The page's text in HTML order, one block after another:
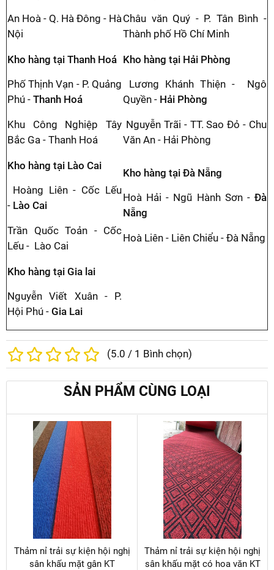
An Hoà - Q. Hà Đông - Hà
Nội
Châu văn Quý - P. Tân Bình -
Thành phố Hồ Chí Minh
Kho hàng tại Thanh Hoá
Phố Thịnh Vạn - P. Quảng
Phú - Thanh Hoá
Khu Công Nghiệp Tây
Bắc Ga - Thanh Hoá
Kho hàng tại Hải Phòng
Lương Khánh Thiện - Ngô
Quyền - Hải Phòng
Nguyễn Trãi - TT. Sao Đỏ - Chu
Văn An - Hải Phòng
Kho hàng tại Lào Cai
Hoàng Liên - Cốc Lếu
- Lào Cai
Trần Quốc Toản - Cốc
Lếu - Lào Cai
Kho hàng tại Đà Nẵng
Hoà Hải - Ngũ Hành Sơn - Đà
Nẵng
Hoà Liên - Liên Chiểu - Đà Nẵng
Kho hàng tại Gia lai
Nguyễn Viết Xuân - P.
Hội Phú - Gia Lai
(5.0 / 1 Bình chọn)
SẢN PHẨM CÙNG LOẠI
Thảm nỉ trải sự kiện hội nghị
sân khấu mặt gân KT
Thảm nỉ trải sự kiện hội nghị
sân khấu mặt có hoa văn KT